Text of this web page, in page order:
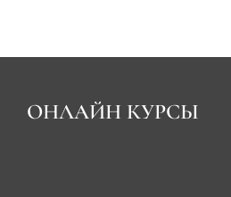
ОНЛАЙН КУРСЫ